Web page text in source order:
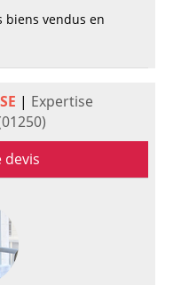
biens vendus en
| Expertise
devis